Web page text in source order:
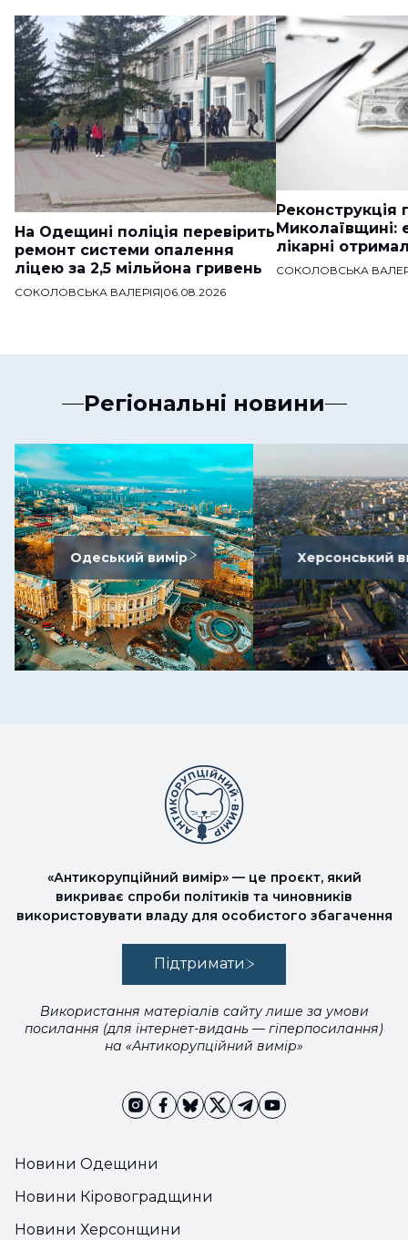
На Одещині поліція перевірить
ремонт системи опалення
ліцею за 2,5 мільйона гривень
СОКОЛОВСЬКА ВАЛЕРІЯ|06.08.2026
Реконструкція
Миколаївщині:
лікарні
СОКОЛОВСЬКА
Регіональні новини
Одеський вимір Херсонський
Новини Одещини
Новини Кіровоградщини
Новини Херсонщини
«Антикорупційний вимір» — це проєкт, який
викриває спроби політиків та чиновників
використовувати владу для особистого збагачення
Підтримати
Використання матеріалів сайту лише за умови
посилання (для інтернет-видань — гіперпосилання)
на «Антикорупційний вимір»